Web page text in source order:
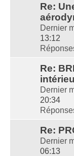
Re:
Dernier
13:12
Re:
Dernier
20:34
Re:
Dernier
06:13